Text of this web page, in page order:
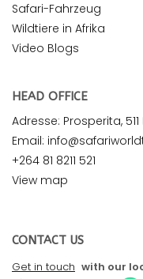
Safari-Fahrzeug
Wildtiere in Afrika
Video Blogs
HEAD OFFICE
Adresse: Prosperita,
Email:
+264 81 8211 521
View map
CONTACT US
Get in touch with our